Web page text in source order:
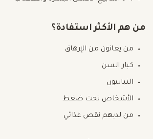
من هم الأكثر استفادة؟
من يعانون من الإرهاق
كبار السن
النباتيون
الأشخاص تحت ضغط
من لديهم نقص غذائي